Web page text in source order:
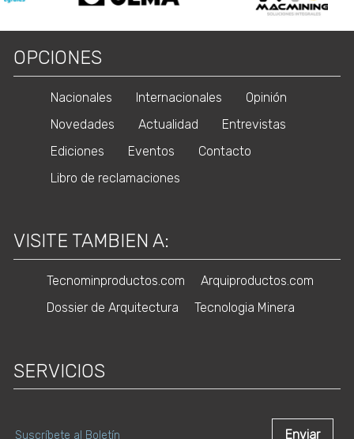
OPCIONES
Nacionales Internacionales
Opinión
Novedades
Actualidad
Entrevistas
Ediciones
Eventos
Contacto
Libro de reclamaciones
VISITE TAMBIEN A:
Tecnominproductos.com
Arquiproductos.com
Dossier de Arquitectura
Tecnologia Minera
SERVICIOS